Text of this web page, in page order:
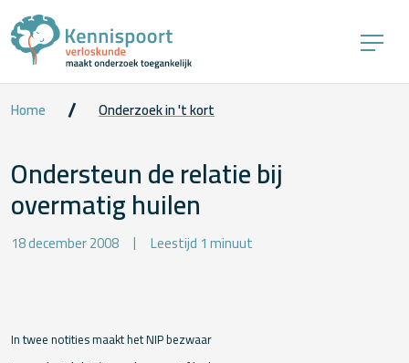
Home Onderzoek in 't kort
Ondersteun de relatie bij
overmatig huilen
18 december 2008 Leestijd 1 minuut
In twee notities maakt het NIP bezwaar